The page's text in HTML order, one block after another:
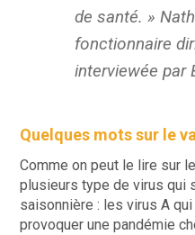
de santé. »
fonctionnaire
interviewée par
Quelques mots sur le
Comme on peut le lire sur
plusieurs type de virus qui
saisonnière : les virus A
provoquer une pandémie